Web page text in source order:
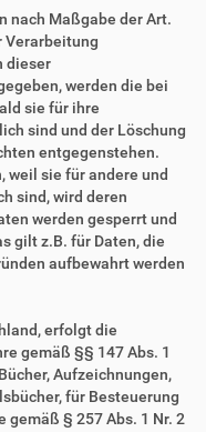
nach Maßgabe der Art.
Verarbeitung
dieser
werden die bei
sie für ihre
sind und der Löschung
entgegenstehen.
weil sie für andere und
sind, wird deren
werden gesperrt und
gilt z.B. für Daten, die
aufbewahrt werden
erfolgt die
gemäß §§ 147 Abs. 1
Aufzeichnungen,
für Besteuerung
gemäß § 257 Abs. 1 Nr. 2